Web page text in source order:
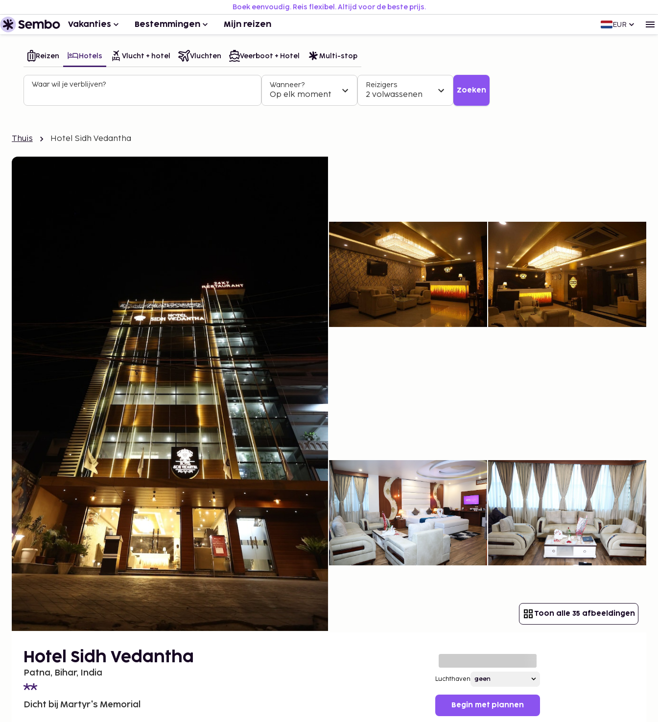
Boek eenvoudig. Reis flexibel. Altijd voor de beste prijs.
Vakanties Bestemmingen Mijn reizen EUR
Reizen Hotels Vlucht + hotel Vluchten Veerboot + Hotel Multi-stop
Waar wil je verblijven? Wanneer?
Op elk moment
Reizigers
2 volwassenen Zoeken
Thuis Hotel Sidh Vedantha
Toon alle 35 afbeeldingen
Hotel Sidh Vedantha
Patna, Bihar, India
Dicht bij Martyr's Memorial
Luchthaven
Begin met plannen